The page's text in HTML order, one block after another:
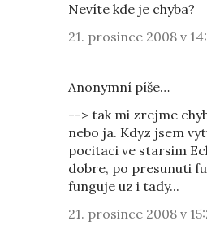
Nevíte kde je chyba?
21. prosince 2008 v
Anonymní píše…
--> tak mi zrejme
nebo ja. Kdyz jsem
pocitaci ve starsim
dobre, po presunuti
funguje uz i tady...
21. prosince 2008 v